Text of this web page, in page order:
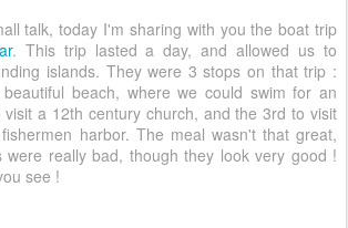
talk, today I'm sharing with you the boat trip
. This trip lasted a day, and allowed us to
islands. They were 3 stops on that trip :
beach, where we could swim for an
visit a 12th century church, and the 3rd to visit
harbor. The meal wasn't that great,
really bad, though they look very good !
see !